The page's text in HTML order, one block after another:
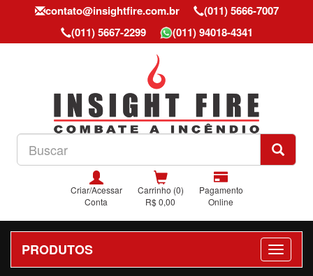
contato@insightfire.com.br
(011) 5666-7007
(011) 5667-2299
(011) 94018-4341
Criar/Acessar
Conta
Carrinho (0)
R$ 0,00
Pagamento
Online
PRODUTOS